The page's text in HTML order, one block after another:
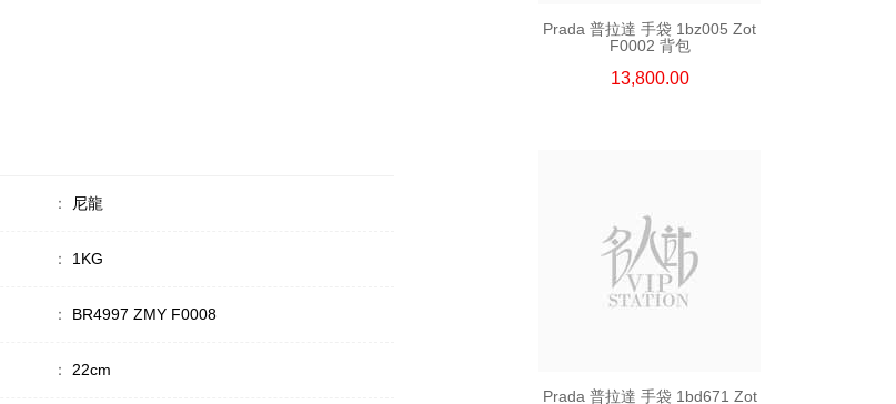
： 尼龍
： 1KG
： BR4997 ZMY F0008
： 22cm
Prada 普拉達 手袋 1bz005 Zot
F0002 背包
13,800.00
Prada 普拉達 手袋 1bd671 Zot